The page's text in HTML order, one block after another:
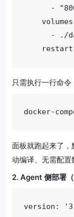
-
- ./
只需执行一行命令
面板就跑起来了，
动编译、无需配置
2. Agent 侧部署
version: